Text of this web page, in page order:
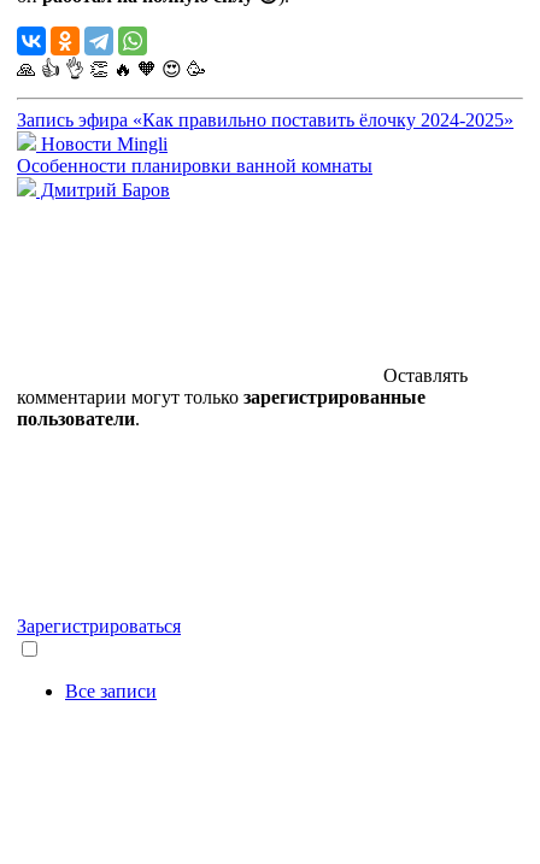
🙏 👍 👌 👏 🔥 🧡 😍 🥳
Запись эфира «Как правильно поставить ёлочку 2024-2025»
Новости Mingli
Особенности планировки ванной комнаты
Дмитрий Баров
Оставлять
комментарии могут только зарегистрированные
пользователи.
Зарегистрироваться
Все записи